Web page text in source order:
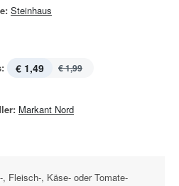
Steinhaus
€ 1,49 € 1,99
Markant Nord
Fleisch-, Käse- oder Tomate-